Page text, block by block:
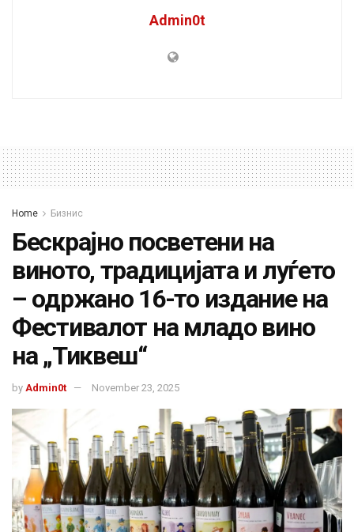
Admin0t
Home Бизнис
Бескрајно посветени на
виното, традицијата и луѓето
– одржано 16-то издание на
Фестивалот на младо вино
на „Тиквеш“
by Admin0t November 23, 2025